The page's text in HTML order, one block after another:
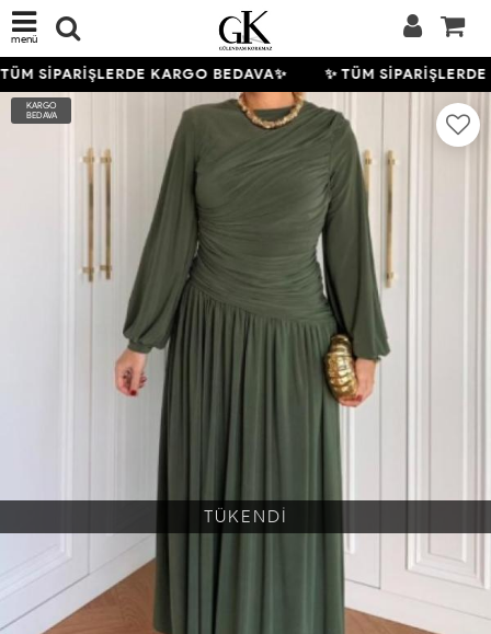
menü
SİPARİŞLERDE KARGO BEDAVA✨ ✨ TÜM SİPARİŞLERDE
TÜKENDİ
KARGO
BEDAVA